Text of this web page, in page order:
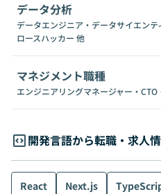
データ分析
データエンジニア・データサイエン
ロースハッカー 他
マネジメント職種
エンジニアリングマネージャー・
開発言語から転職・求人
React Next.js